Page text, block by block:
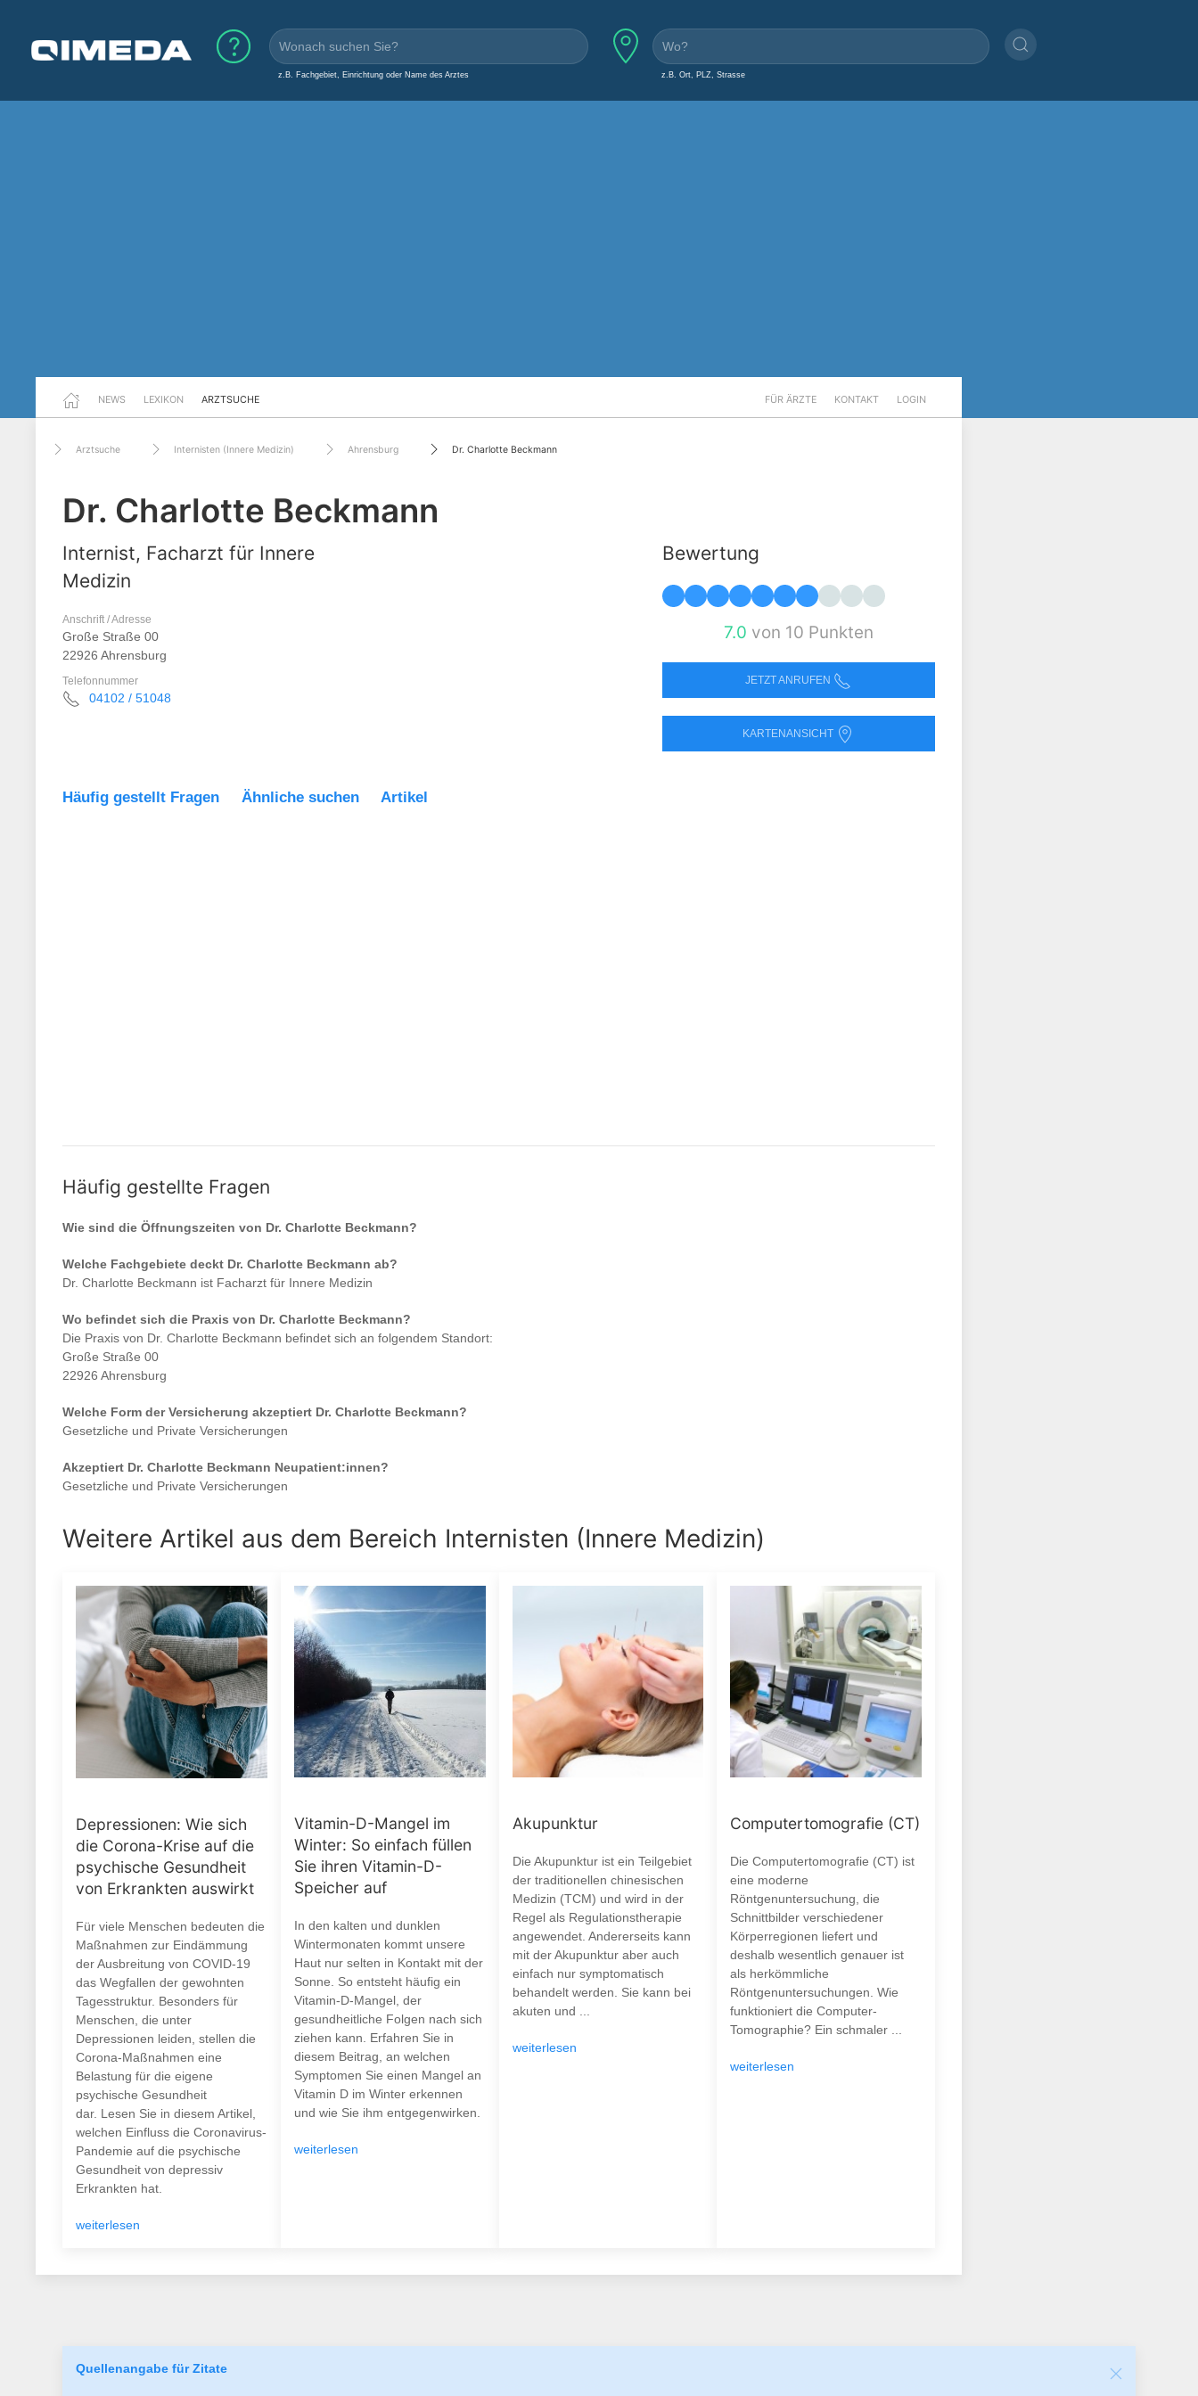
z.B. Fachgebiet, Einrichtung oder Name des Arztes z.B. Ort, PLZ, Strasse
NEWS LEXIKON ARZTSUCHE FÜR ÄRZTE KONTAKT LOGIN
Arztsuche Internisten (Innere Medizin) Ahrensburg Dr. Charlotte Beckmann
Dr. Charlotte Beckmann
Internist, Facharzt für Innere
Medizin
Anschrift / Adresse
Große Straße 00
22926 Ahrensburg
Telefonnummer
04102 / 51048
Bewertung
7.0 von 10 Punkten
JETZT ANRUFEN
KARTENANSICHT
Häufig gestellt Fragen Ähnliche suchen Artikel
Häufig gestellte Fragen
Wie sind die Öffnungszeiten von Dr. Charlotte Beckmann?
Welche Fachgebiete deckt Dr. Charlotte Beckmann ab?
Dr. Charlotte Beckmann ist Facharzt für Innere Medizin
Wo befindet sich die Praxis von Dr. Charlotte Beckmann?
Die Praxis von Dr. Charlotte Beckmann befindet sich an folgendem Standort:
Große Straße 00
22926 Ahrensburg
Welche Form der Versicherung akzeptiert Dr. Charlotte Beckmann?
Gesetzliche und Private Versicherungen
Akzeptiert Dr. Charlotte Beckmann Neupatient:innen?
Gesetzliche und Private Versicherungen
Weitere Artikel aus dem Bereich Internisten (Innere Medizin)
Depressionen: Wie sich
die Corona-Krise auf die
psychische Gesundheit
von Erkrankten auswirkt
Für viele Menschen bedeuten die
Maßnahmen zur Eindämmung
der Ausbreitung von COVID-19
das Wegfallen der gewohnten
Tagesstruktur. Besonders für
Menschen, die unter
Depressionen leiden, stellen die
Corona-Maßnahmen eine
Belastung für die eigene
psychische Gesundheit
dar. Lesen Sie in diesem Artikel,
welchen Einfluss die Coronavirus-
Pandemie auf die psychische
Gesundheit von depressiv
Erkrankten hat.
weiterlesen
Vitamin-D-Mangel im
Winter: So einfach füllen
Sie ihren Vitamin-D-
Speicher auf
In den kalten und dunklen
Wintermonaten kommt unsere
Haut nur selten in Kontakt mit der
Sonne. So entsteht häufig ein
Vitamin-D-Mangel, der
gesundheitliche Folgen nach sich
ziehen kann. Erfahren Sie in
diesem Beitrag, an welchen
Symptomen Sie einen Mangel an
Vitamin D im Winter erkennen
und wie Sie ihm entgegenwirken.
weiterlesen
Akupunktur
Die Akupunktur ist ein Teilgebiet
der traditionellen chinesischen
Medizin (TCM) und wird in der
Regel als Regulationstherapie
angewendet. Andererseits kann
mit der Akupunktur aber auch
einfach nur symptomatisch
behandelt werden. Sie kann bei
akuten und ...
weiterlesen
Computertomografie (CT)
Die Computertomografie (CT) ist
eine moderne
Röntgenuntersuchung, die
Schnittbilder verschiedener
Körperregionen liefert und
deshalb wesentlich genauer ist
als herkömmliche
Röntgenuntersuchungen. Wie
funktioniert die Computer-
Tomographie? Ein schmaler ...
weiterlesen
Quellenangabe für Zitate